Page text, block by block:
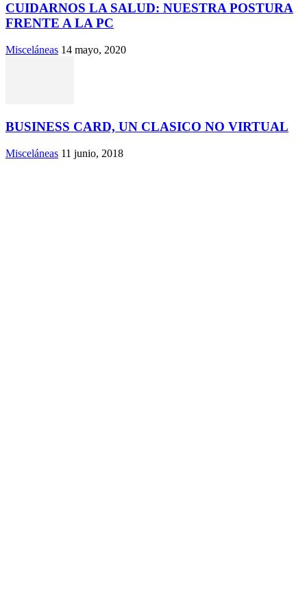
CUIDARNOS LA SALUD: NUESTRA POSTURA
FRENTE A LA PC
Misceláneas 14 mayo, 2020
BUSINESS CARD, UN CLASICO NO VIRTUAL
Misceláneas 11 junio, 2018